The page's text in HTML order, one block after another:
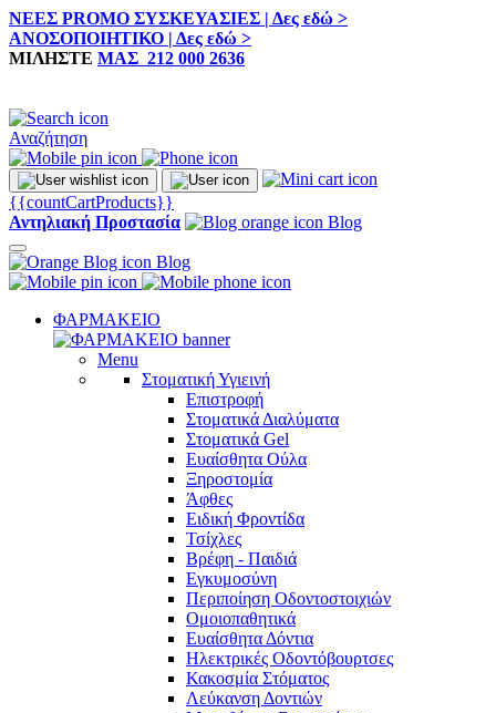
ΝΕΕΣ PROMO ΣΥΣΚΕΥΑΣΙΕΣ | Δες εδώ >
ΑΝΟΣΟΠΟΙΗΤΙΚΟ | Δες εδώ >
ΜΙΛΗΣΤΕ ΜΑΣ 212 000 2636
Αναζήτηση
{{countCartProducts}}
Αντηλιακή Προστασία
Blog
Blog
ΦΑΡΜΑΚΕΙΟ
Menu
Στοματική Υγιεινή
Επιστροφή
Στοματικά Διαλύματα
Στοματικά Gel
Ευαίσθητα Ούλα
Ξηροστομία
Άφθες
Ειδική Φροντίδα
Τσίχλες
Βρέφη - Παιδιά
Εγκυμοσύνη
Περιποίηση Οδοντοστοιχιών
Ομοιοπαθητικά
Ευαίσθητα Δόντια
Ηλεκτρικές Οδοντόβουρτσες
Κακοσμία Στόματος
Λεύκανση Δοντιών